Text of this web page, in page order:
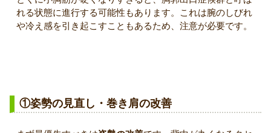
れる状態に進行する可能性もあります。これは腕のしびれ
や冷え感を引き起こすこともあるため、注意が必要です。
①姿勢の見直し・巻き肩の改善